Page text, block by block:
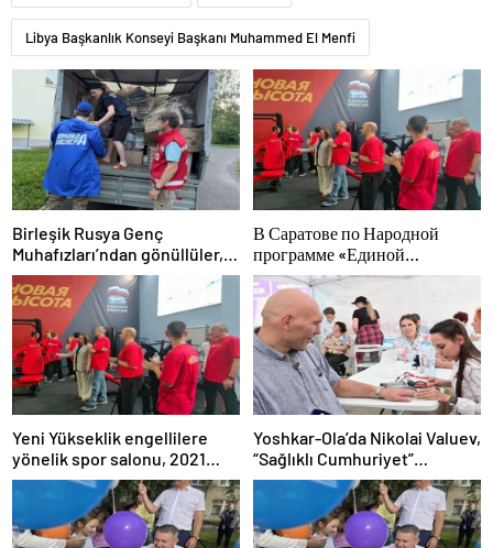
Libya Başkanlık Konseyi Başkanı Muhammed El Menfi
Birleşik Rusya Genç
Muhafızları’ndan gönüllüler,
Ural ve Uzak Doğu’daki
sellerin sonuçlarını ortadan
kaldırmaya yardımcı oluyor
В Саратове по Народной
программе «Единой
России»-2021 открылся
адаптивный спортзал «Новая
высота»
Yeni Yükseklik engellilere
yönelik spor salonu, 2021
Birleşik Rusya Halk Programı
kapsamında Saratov’da açıldı
Yoshkar-Ola’da Nikolai Valuev,
“Sağlıklı Cumhuriyet”
projesiyle tanıştı